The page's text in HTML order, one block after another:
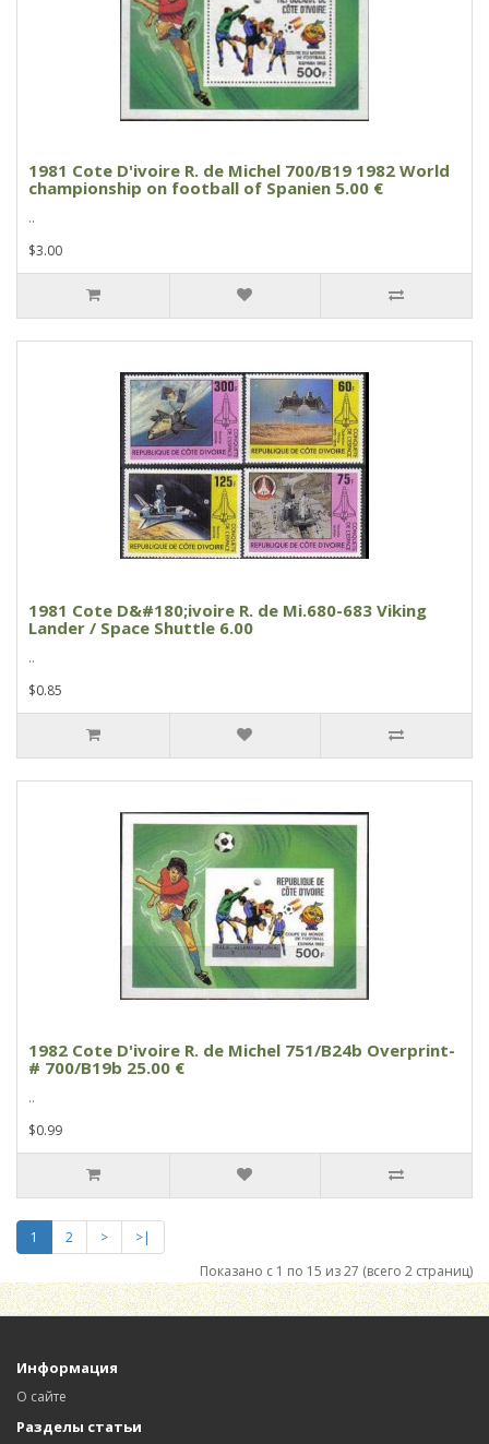
1981 Cote D'ivoire R. de Michel 700/B19 1982 World
championship on football of Spanien 5.00 €
..
$3.00
1981 Cote D&#180;ivoire R. de Mi.680-683 Viking
Lander / Space Shuttle 6.00
..
$0.85
1982 Cote D'ivoire R. de Michel 751/B24b Overprint-
# 700/B19b 25.00 €
..
$0.99
1 2 >
>|
Показано с 1 по 15 из 27 (всего 2 страниц)
Информация
О сайте
Разделы статьи